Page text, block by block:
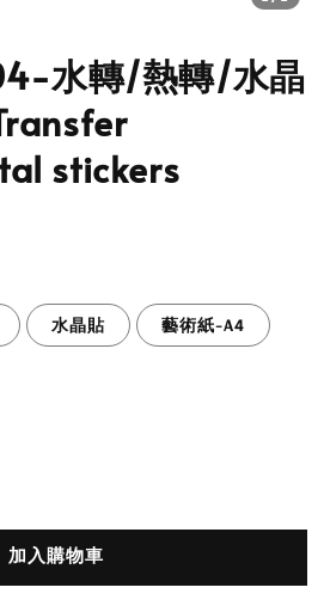
水轉/熱轉/水晶
stickers
水晶貼
藝術紙-A4
加入購物車